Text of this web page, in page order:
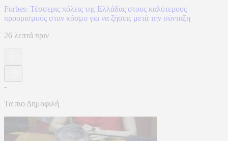
Forbes: Τέσσερις πόλεις της Ελλάδας στους καλύτερους
προορισμούς στον κόσμο για να ζήσεις μετά την σύνταξη
26 λεπτά πριν
-
Τα πιο Δημοφιλή